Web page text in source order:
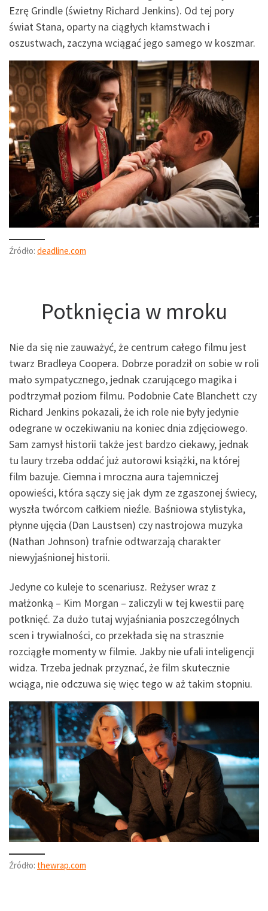
Ezrę Grindle (świetny Richard Jenkins). Od tej pory
świat Stana, oparty na ciągłych kłamstwach i
oszustwach, zaczyna wciągać jego samego w koszmar.
Źródło: deadline.com
Potknięcia w mroku
Nie da się nie zauważyć, że centrum całego filmu jest
twarz Bradleya Coopera. Dobrze poradził on sobie w roli
mało sympatycznego, jednak czarującego magika i
podtrzymał poziom filmu. Podobnie Cate Blanchett czy
Richard Jenkins pokazali, że ich role nie były jedynie
odegrane w oczekiwaniu na koniec dnia zdjęciowego.
Sam zamysł historii także jest bardzo ciekawy, jednak
tu laury trzeba oddać już autorowi książki, na której
film bazuje. Ciemna i mroczna aura tajemniczej
opowieści, która sączy się jak dym ze zgaszonej świecy,
wyszła twórcom całkiem nieźle. Baśniowa stylistyka,
płynne ujęcia (Dan Laustsen) czy nastrojowa muzyka
(Nathan Johnson) trafnie odtwarzają charakter
niewyjaśnionej historii.
Jedyne co kuleje to scenariusz. Reżyser wraz z
małżonką – Kim Morgan – zaliczyli w tej kwestii parę
potknięć. Za dużo tutaj wyjaśniania poszczególnych
scen i trywialności, co przekłada się na strasznie
rozciągłe momenty w filmie. Jakby nie ufali inteligencji
widza. Trzeba jednak przyznać, że film skutecznie
wciąga, nie odczuwa się więc tego w aż takim stopniu.
Źródło: thewrap.com